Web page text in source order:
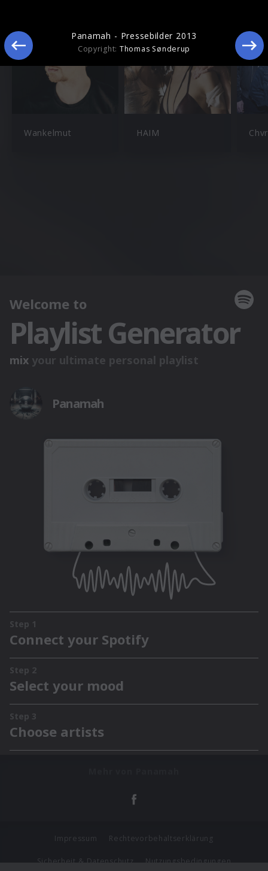
Wankelmut HAIM
Impressum Rechtevorbehaltserklärung
Sicherheit & Datenschutz Nutzungsbedingungen
Panamah - Pressebilder 2013
Copyright:Thomas Sønderup